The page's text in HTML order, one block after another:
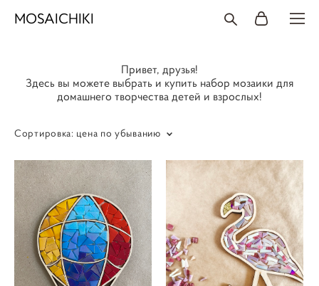
MOSAICHIKI
Привет, друзья!
Здесь вы можете выбрать и купить набор мозаики для
домашнего творчества детей и взрослых!
Сортировка: цена по убыванию